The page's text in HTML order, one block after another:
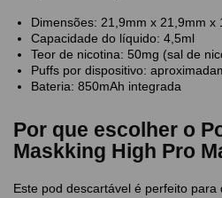
Dimensões: 21,9mm x 21,9mm x
Capacidade do líquido: 4,5ml
Teor de nicotina: 50mg (sal de
Puffs por dispositivo:
Bateria: 850mAh integrada
Por que escolher o
Maskking High Pro
Este pod descartável é perfeito para